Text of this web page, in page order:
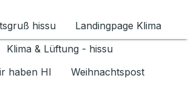
umschalten
hissu
Landingpage Klima
Klima & Lüftung - hissu
haben HI
Weihnachtspost